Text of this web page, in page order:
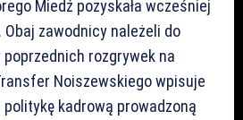
Miedź pozyskała wcześniej
Obaj zawodnicy należeli do
poprzednich rozgrywek na
Noiszewskiego wpisuje
kadrową prowadzoną